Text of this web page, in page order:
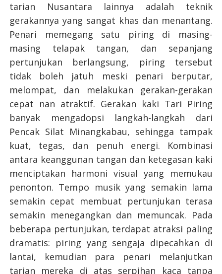
tarian Nusantara lainnya adalah teknik
gerakannya yang sangat khas dan menantang.
Penari memegang satu piring di masing-
masing telapak tangan, dan sepanjang
pertunjukan berlangsung, piring tersebut
tidak boleh jatuh meski penari berputar,
melompat, dan melakukan gerakan-gerakan
cepat nan atraktif. Gerakan kaki Tari Piring
banyak mengadopsi langkah-langkah dari
Pencak Silat Minangkabau, sehingga tampak
kuat, tegas, dan penuh energi. Kombinasi
antara keanggunan tangan dan ketegasan kaki
menciptakan harmoni visual yang memukau
penonton. Tempo musik yang semakin lama
semakin cepat membuat pertunjukan terasa
semakin menegangkan dan memuncak. Pada
beberapa pertunjukan, terdapat atraksi paling
dramatis: piring yang sengaja dipecahkan di
lantai, kemudian para penari melanjutkan
tarian mereka di atas serpihan kaca tanpa